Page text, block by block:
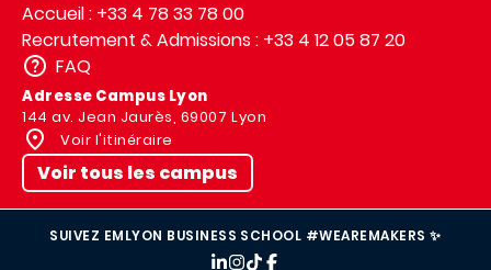
Accueil : +33 4 78 33 78 00
Recrutement & Admissions : +33 4 12 05 87 20
FAQ
Adresse Campus Lyon
144 av. Jean Jaurès, 69007 Lyon
Voir l'itinéraire
Voir tous les campus
SUIVEZ EMLYON BUSINESS SCHOOL #WEAREMAKERS ✨